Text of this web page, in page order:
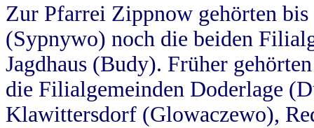
Zur Pfarrei Zippnow gehörten
(Sypnywo) noch die beiden
Jagdhaus (Budy). Früher
die Filialgemeinden Doderlage
Klawittersdorf (Glowaczewo),